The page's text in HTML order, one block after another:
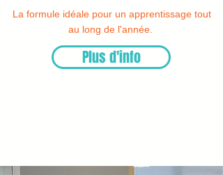
La formule idéale pour un apprentissage tout
au long de l'année.
Plus d'info